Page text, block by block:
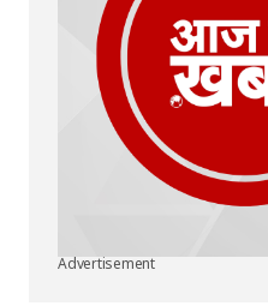
Advertisement